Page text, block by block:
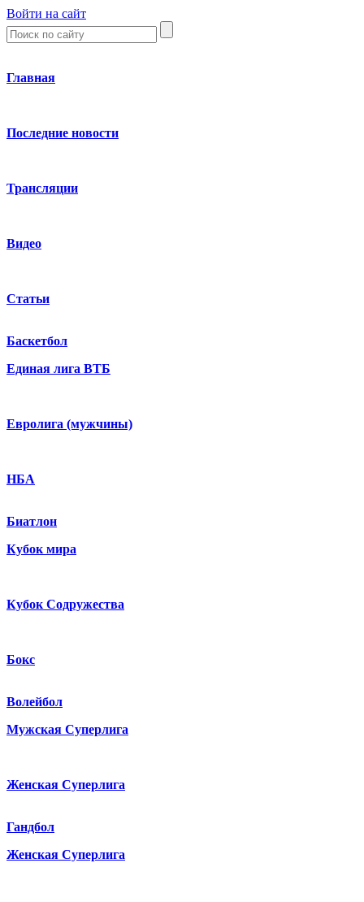
Войти на сайт
Главная
Последние новости
Трансляции
Видео
Статьи
Баскетбол
Единая лига ВТБ
Евролига (мужчины)
НБА
Биатлон
Кубок мира
Кубок Содружества
Бокс
Волейбол
Мужская Суперлига
Женская Суперлига
Гандбол
Женская Суперлига